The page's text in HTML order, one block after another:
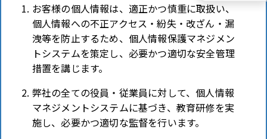
お客様の個人情報は、適正かつ慎重に取扱い、
個人情報への不正アクセス・紛失・改ざん・漏
洩等を防止するため、個人情報保護マネジメン
トシステムを策定し、必要かつ適切な安全管理
措置を講じます。
弊社の全ての役員・従業員に対して、個人情報
マネジメントシステムに基づき、教育研修を実
施し、必要かつ適切な監督を行います。